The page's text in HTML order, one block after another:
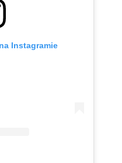
Instagramie